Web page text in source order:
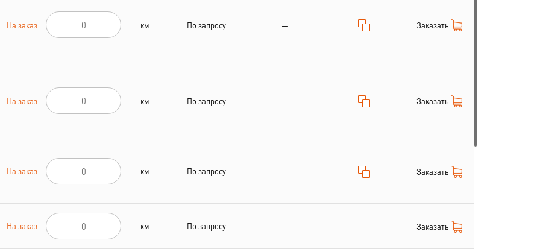
На заказ км По запросу — Заказать
На заказ км По запросу — Заказать
На заказ км По запросу — Заказать
На заказ км По запросу — Заказать